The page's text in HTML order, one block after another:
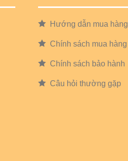
Hướng dẫn mua hàng
Chính sách mua hàng
Chính sách bảo hành
Câu hỏi thường gặp